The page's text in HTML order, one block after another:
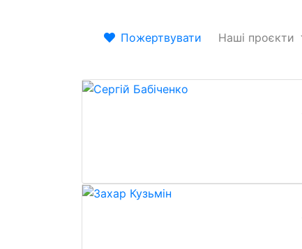
Пожертвувати Наші проєкти